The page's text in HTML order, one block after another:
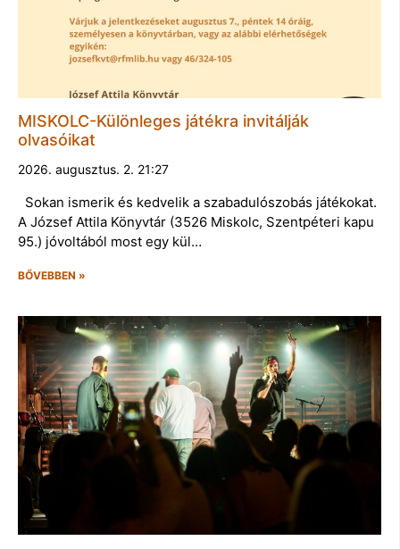
MISKOLC-Különleges játékra invitálják
olvasóikat
2026. augusztus. 2. 21:27
Sokan ismerik és kedvelik a szabadulószobás játékokat.
A József Attila Könyvtár (3526 Miskolc, Szentpéteri kapu
95.) jóvoltából most egy kül…
BŐVEBBEN »